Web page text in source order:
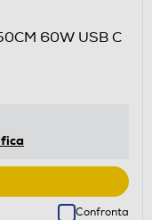
60W USB C
Confronta